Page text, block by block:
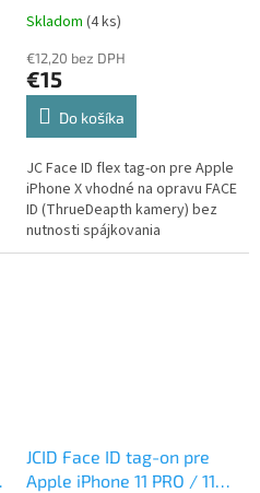
Skladom (4 ks)
€12,20 bez DPH
€15
Do košíka
JC Face ID flex tag-on pre Apple
iPhone X vhodné na opravu FACE
ID (ThrueDeapth kamery) bez
nutnosti spájkovania
JCID Face ID tag-on pre
Apple iPhone 11 PRO / 11